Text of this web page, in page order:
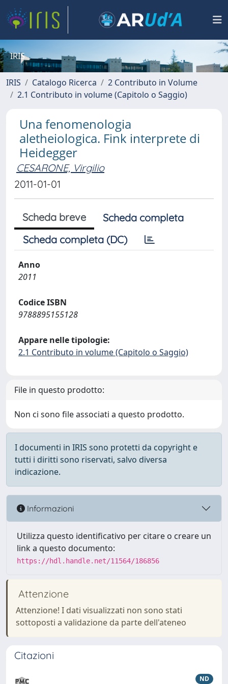
IRIS
IRIS Catalogo Ricerca
2 Contributo in Volume
2.1 Contributo in volume (Capitolo o Saggio)
Una fenomenologia
aletheiologica. Fink interprete di
Heidegger
CESARONE, Virgilio
2011-01-01
Scheda breve
Scheda completa
Scheda completa (DC)
Anno
2011
Codice ISBN
9788895155128
Appare nelle tipologie:
2.1 Contributo in volume (Capitolo o Saggio)
File in questo prodotto:
Non ci sono file associati a questo prodotto.
I documenti in IRIS sono protetti da copyright e
tutti i diritti sono riservati, salvo diversa
indicazione.
Informazioni
Utilizza questo identificativo per citare o creare un
link a questo documento:
https://hdl.handle.net/11564/186856
Attenzione
Attenzione! I dati visualizzati non sono stati
sottoposti a validazione da parte dell'ateneo
Citazioni
ND